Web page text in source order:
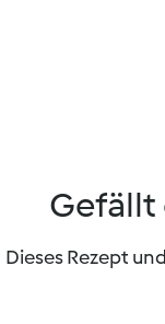
Gefällt
Dieses Rezept